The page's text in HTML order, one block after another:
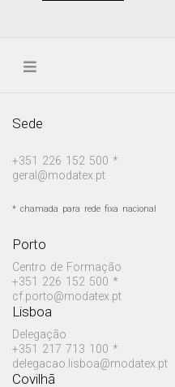
Sede
+351 226 152 500 *
geral@modatex.pt
* chamada para rede fixa nacional
Porto
Centro de Formação
+351 226 152 500 *
cf.porto@modatex.pt
Lisboa
Delegação
+351 217 713 100 *
delegacao.lisboa@modatex.pt
Covilhã